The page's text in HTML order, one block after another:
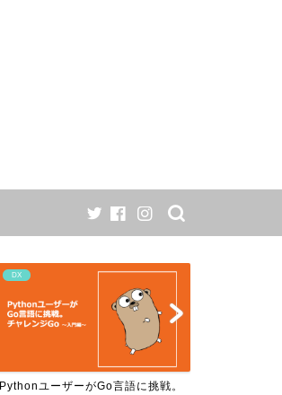
AMBLの日々
AMBLのワークスタイル変更につい